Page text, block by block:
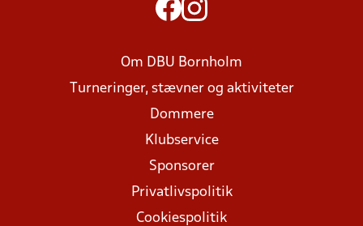
Om DBU Bornholm
Turneringer, stævner og aktiviteter
Dommere
Klubservice
Sponsorer
Privatlivspolitik
Cookiespolitik